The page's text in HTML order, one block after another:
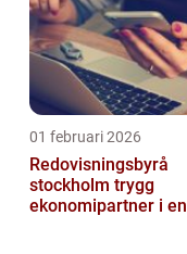
01 februari 2026
Redovisningsbyrå
stockholm trygg
ekonomipartner i en